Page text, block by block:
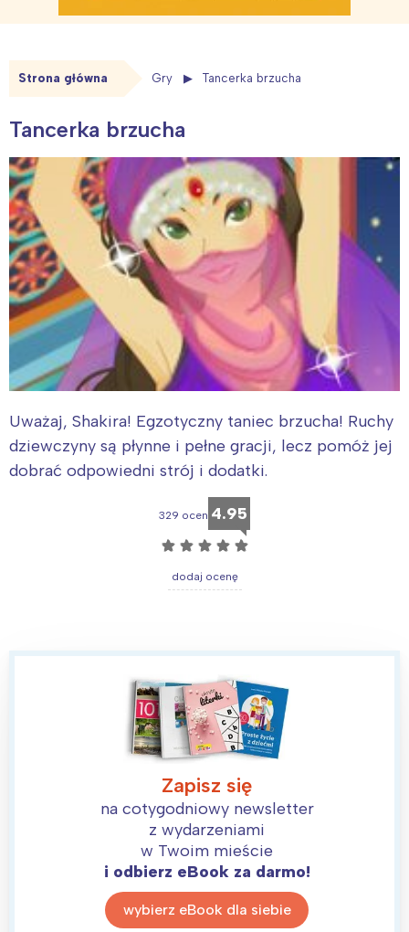
Strona główna Gry Tancerka brzucha
Tancerka brzucha
Uważaj, Shakira! Egzotyczny taniec brzucha! Ruchy
dziewczyny są płynne i pełne gracji, lecz pomóż jej
dobrać odpowiedni strój i dodatki.
329 ocen 4.95
☆ ☆ ☆ ☆ ☆
dodaj ocenę
Zapisz się
na cotygodniowy newsletter
z wydarzeniami
w Twoim mieście
i odbierz eBook za darmo!
wybierz eBook dla siebie